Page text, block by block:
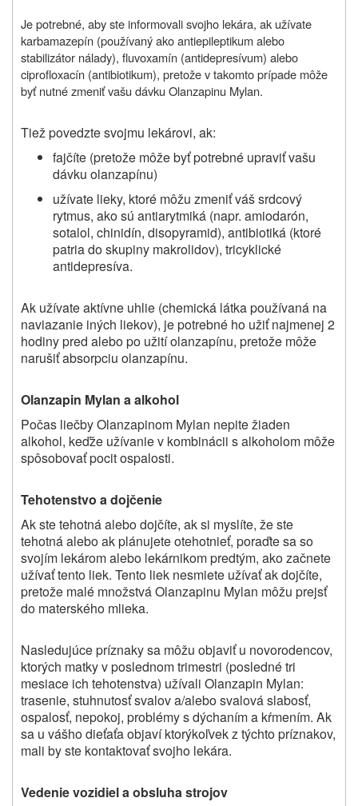
Je potrebné, aby ste informovali svojho lekára, ak užívate
karbamazepín (používaný ako antiepileptikum alebo
stabilizátor nálady), fluvoxamín (antidepresívum) alebo
ciprofloxacín (antibiotikum), pretože v takomto prípade môže
byť nutné zmeniť vašu dávku Olanzapinu Mylan.
Tiež povedzte svojmu lekárovi, ak:
fajčíte (pretože môže byť potrebné upraviť vašu
dávku olanzapínu)
užívate lieky, ktoré môžu zmeniť váš srdcový
rytmus, ako sú antiarytmiká (napr. amiodarón,
sotalol, chinidín, disopyramid), antibiotiká (ktoré
patria do skupiny makrolidov), tricyklické
antidepresíva.
Ak užívate aktívne uhlie (chemická látka používaná na
naviazanie iných liekov), je potrebné ho užiť najmenej 2
hodiny pred alebo po užití olanzapínu, pretože môže
narušiť absorpciu olanzapínu.
Olanzapin Mylan a alkohol
Počas liečby Olanzapinom Mylan nepite žiaden
alkohol, keďže užívanie v kombinácii s alkoholom môže
spôsobovať pocit ospalosti.
Tehotenstvo a dojčenie
Ak ste tehotná alebo dojčíte, ak si myslíte, že ste
tehotná alebo ak plánujete otehotnieť, poraďte sa so
svojím lekárom alebo lekárnikom predtým, ako začnete
užívať tento liek. Tento liek nesmiete užívať ak dojčíte,
pretože malé množstvá Olanzapinu Mylan môžu prejsť
do materského mlieka.
Nasledujúce príznaky sa môžu objaviť u novorodencov,
ktorých matky v poslednom trimestri (posledné tri
mesiace ich tehotenstva) užívali Olanzapin Mylan:
trasenie, stuhnutosť svalov a/alebo svalová slabosť,
ospalosť, nepokoj, problémy s dýchaním a kŕmením. Ak
sa u vášho dieťaťa objaví ktorýkoľvek z týchto príznakov,
mali by ste kontaktovať svojho lekára.
Vedenie vozidiel a obsluha strojov